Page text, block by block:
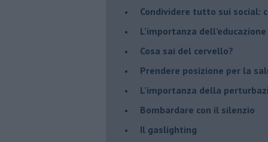
​Condividere tutto sui social:
​L’importanza
​Cosa sai del cervello?
Prendere posizione per la
L’importanza della
​Bombardare con il silenzio
Il gaslighting